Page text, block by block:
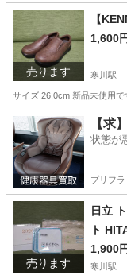
神奈川 高座郡
売ります
【
1,600
寒川駅
サイズ 26.0cm 新品未使用
神奈川 高座郡 寒
【求
状態が
プリフラ
売ります
日立
ト
1,900
寒川駅